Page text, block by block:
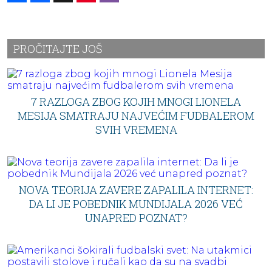
PROČITAJTE JOŠ
7 RAZLOGA ZBOG KOJIH MNOGI LIONELA
MESIJA SMATRAJU NAJVEĆIM FUDBALEROM
SVIH VREMENA
NOVA TEORIJA ZAVERE ZAPALILA INTERNET:
DA LI JE POBEDNIK MUNDIJALA 2026 VEĆ
UNAPRED POZNAT?